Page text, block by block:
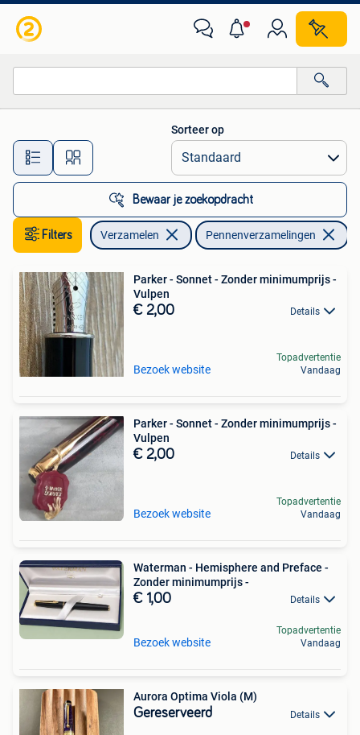
Alle afstanden…
Sorteer op
Bewaar je zoekopdracht
Filters Verzamelen Pennenverzamelingen
Parker - Sonnet - Zonder minimumprijs -
Vulpen
€ 2,00 Details
Bezoek website
Topadvertentie
Vandaag
Parker - Sonnet - Zonder minimumprijs -
Vulpen
€ 2,00 Details
Bezoek website
Topadvertentie
Vandaag
Waterman - Hemisphere and Preface -
Zonder minimumprijs -
€ 1,00 Details
Bezoek website
Topadvertentie
Vandaag
Aurora Optima Viola (M)
Gereserveerd Details